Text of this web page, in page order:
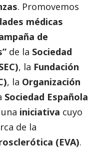
. Promovemos
médicas
de
de la Sociedad
, la Fundación
, la Organización
Sociedad Española
iniciativa cuyo
de la
(EVA).